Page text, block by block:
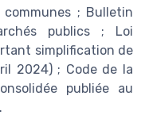
communes ; Bulletin
publics ; Loi
simplification de
2024) ; Code de la
publiée au